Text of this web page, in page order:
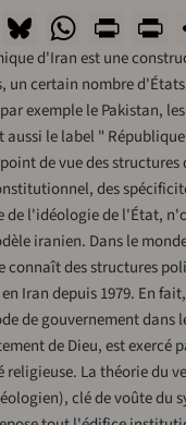
Mastodon
Bluesky
d'Iran est une
un certain nombre
exemple le Pakistan,
le label "
de vue des structures
des
de l'idéologie de l'État,
iranien. Dans le
connaît des structures
Iran depuis 1979. En
de gouvernement dans
de Dieu, est exercé
La théorie du
clé de voûte du